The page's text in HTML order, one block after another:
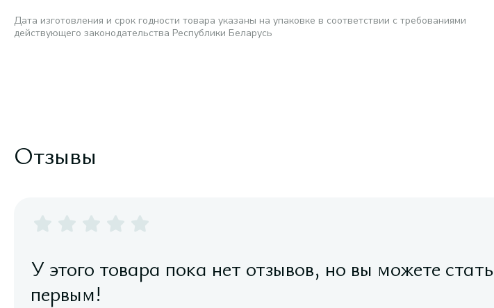
Дата изготовления и срок годности товара указаны на упаковке в соответствии с требованиями
действующего законодательства Республики Беларусь
Отзывы
У этого товара пока нет отзывов, но вы можете стать
первым!